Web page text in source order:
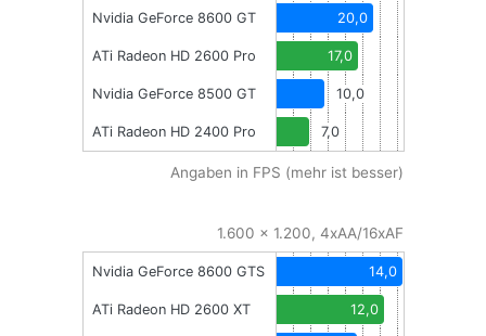
Nvidia GeForce 8600 GT 20,0
ATi Radeon HD 2600 Pro 17,0
Nvidia GeForce 8500 GT 10,0
ATi Radeon HD 2400 Pro 7,0
Angaben in FPS (mehr ist besser)
1.600 x 1.200, 4xAA/16xAF
Nvidia GeForce 8600 GTS 14,0
ATi Radeon HD 2600 XT 12,0